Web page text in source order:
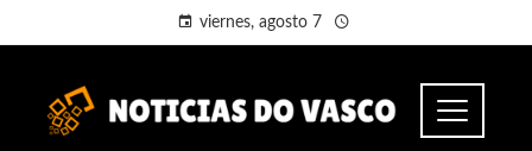
viernes, agosto 7